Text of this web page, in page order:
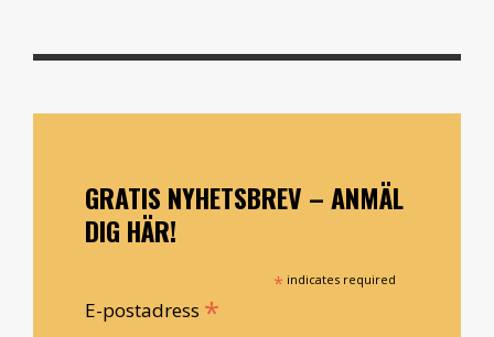
GRATIS NYHETSBREV – ANMÄL
DIG HÄR!
* indicates required
E-postadress *